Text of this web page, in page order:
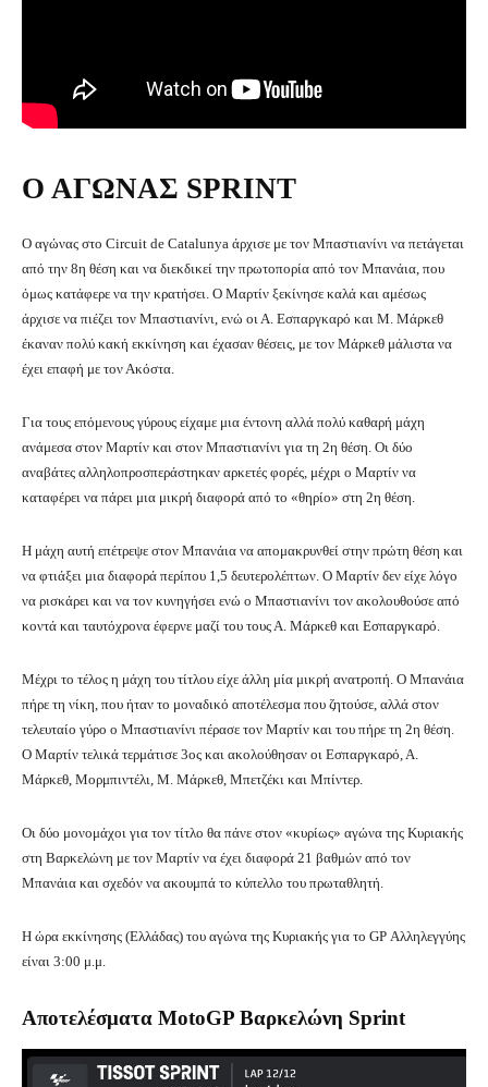
Ο ΑΓΩΝΑΣ SPRINT
Ο αγώνας στο Circuit de Catalunya άρχισε με τον Μπαστιανίνι να πετάγεται
από την 8η θέση και να διεκδικεί την πρωτοπορία από τον Μπανάια, που
όμως κατάφερε να την κρατήσει. Ο Μαρτίν ξεκίνησε καλά και αμέσως
άρχισε να πιέζει τον Μπαστιανίνι, ενώ οι Α. Εσπαργκαρό και Μ. Μάρκεθ
έκαναν πολύ κακή εκκίνηση και έχασαν θέσεις, με τον Μάρκεθ μάλιστα να
έχει επαφή με τον Ακόστα.
Για τους επόμενους γύρους είχαμε μια έντονη αλλά πολύ καθαρή μάχη
ανάμεσα στον Μαρτίν και στον Μπαστιανίνι για τη 2η θέση. Οι δύο
αναβάτες αλληλοπροσπεράστηκαν αρκετές φορές, μέχρι ο Μαρτίν να
καταφέρει να πάρει μια μικρή διαφορά από το «θηρίο» στη 2η θέση.
Η μάχη αυτή επέτρεψε στον Μπανάια να απομακρυνθεί στην πρώτη θέση και
να φτιάξει μια διαφορά περίπου 1,5 δευτερολέπτων. Ο Μαρτίν δεν είχε λόγο
να ρισκάρει και να τον κυνηγήσει ενώ ο Μπαστιανίνι τον ακολουθούσε από
κοντά και ταυτόχρονα έφερνε μαζί του τους Α. Μάρκεθ και Εσπαργκαρό.
Μέχρι το τέλος η μάχη του τίτλου είχε άλλη μία μικρή ανατροπή. Ο Μπανάια
πήρε τη νίκη, που ήταν το μοναδικό αποτέλεσμα που ζητούσε, αλλά στον
τελευταίο γύρο ο Μπαστιανίνι πέρασε τον Μαρτίν και του πήρε τη 2η θέση.
Ο Μαρτίν τελικά τερμάτισε 3ος και ακολούθησαν οι Εσπαργκαρό, Α.
Μάρκεθ, Μορμπιντέλι, Μ. Μάρκεθ, Μπετζέκι και Μπίντερ.
Οι δύο μονομάχοι για τον τίτλο θα πάνε στον «κυρίως» αγώνα της Κυριακής
στη Βαρκελώνη με τον Μαρτίν να έχει διαφορά 21 βαθμών από τον
Μπανάια και σχεδόν να ακουμπά το κύπελλο του πρωταθλητή.
Η ώρα εκκίνησης (Ελλάδας) του αγώνα της Κυριακής για το GP Αλληλεγγύης
είναι 3:00 μ.μ.
Αποτελέσματα MotoGP Βαρκελώνη Sprint